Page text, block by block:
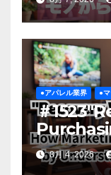
●アパレル業界 ●
＃
Grows a
8月 4, 2026